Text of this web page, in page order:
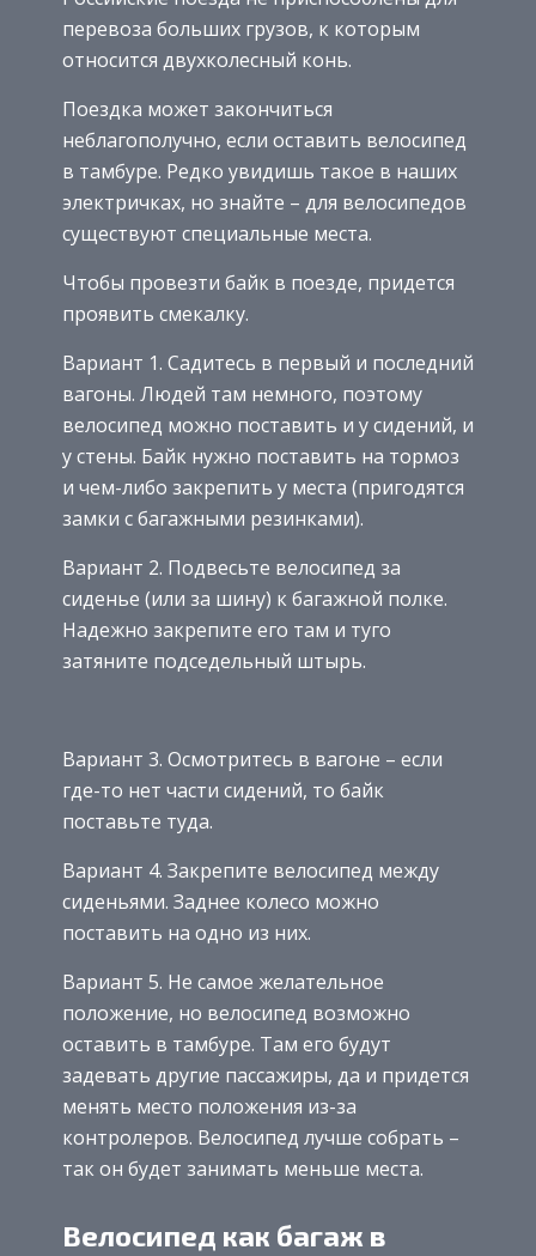
перевоза больших грузов, к которым
относится двухколесный конь.
Поездка может закончиться
неблагополучно, если оставить велосипед
в тамбуре. Редко увидишь такое в наших
электричках, но знайте – для велосипедов
существуют специальные места.
Чтобы провезти байк в поезде, придется
проявить смекалку.
Вариант 1. Садитесь в первый и последний
вагоны. Людей там немного, поэтому
велосипед можно поставить и у сидений, и
у стены. Байк нужно поставить на тормоз
и чем-либо закрепить у места (пригодятся
замки с багажными резинками).
Вариант 2. Подвесьте велосипед за
сиденье (или за шину) к багажной полке.
Надежно закрепите его там и туго
затяните подседельный штырь.
Вариант 3. Осмотритесь в вагоне – если
где-то нет части сидений, то байк
поставьте туда.
Вариант 4. Закрепите велосипед между
сиденьями. Заднее колесо можно
поставить на одно из них.
Вариант 5. Не самое желательное
положение, но велосипед возможно
оставить в тамбуре. Там его будут
задевать другие пассажиры, да и придется
менять место положения из-за
контролеров. Велосипед лучше собрать –
так он будет занимать меньше места.
Велосипед как багаж в